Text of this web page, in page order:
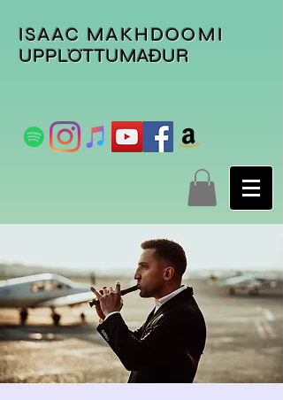
ISAAC MAKHDOOMI
UPPLÖTTUMAÐUR